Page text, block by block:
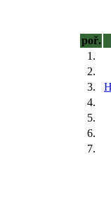
poř.
1.
2.
3.
4.
5.
6.
7.